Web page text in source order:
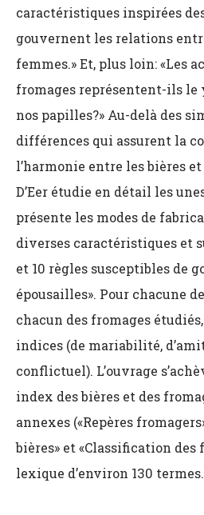
caractéristiques inspirées
gouvernent les relations
femmes.» Et, plus loin: «Les
fromages représentent-ils le
nos papilles?» Au-delà des
différences qui assurent la
l’harmonie entre les bières
D’Eer étudie en détail les
présente les modes de
diverses caractéristiques et
et 10 règles susceptibles de
épousailles». Pour chacune
chacun des fromages
indices (de mariabilité,
conflictuel). L’ouvrage
index des bières et des
annexes («Repères
bières» et «Classification des
lexique d’environ 130 termes.